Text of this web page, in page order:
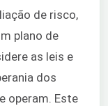
de risco,
plano de
as leis e
dos
operam. Este